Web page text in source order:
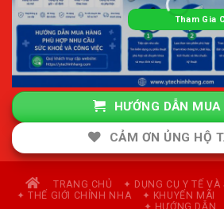
Tham Gia
HƯỚNG DẪN
CẢM ƠN ỦNG HỘ
TRANG CHỦ ✦ DỤNG CỤ Y TẾ VÀ
✦ THẾ GIỚI CHỈNH NHA
✦ KHUYẾN MÃI
✦ HƯỚNG DẪN